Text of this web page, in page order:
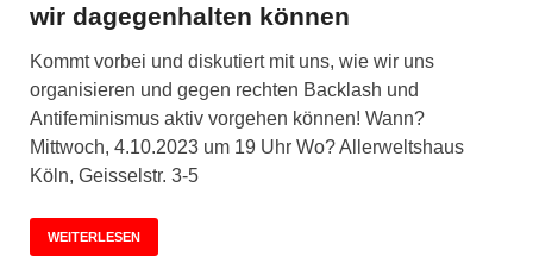
wir dagegenhalten können
Kommt vorbei und diskutiert mit uns, wie wir uns
organisieren und gegen rechten Backlash und
Antifeminismus aktiv vorgehen können! Wann?
Mittwoch, 4.10.2023 um 19 Uhr Wo? Allerweltshaus
Köln, Geisselstr. 3-5
WEITERLESEN